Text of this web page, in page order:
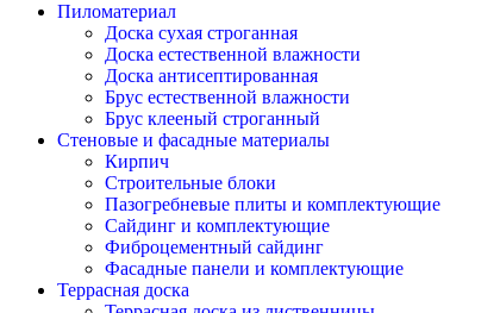
Пиломатериал
Доска сухая строганная
Доска естественной влажности
Доска антисептированная
Брус естественной влажности
Брус клееный строганный
Стеновые и фасадные материалы
Кирпич
Строительные блоки
Пазогребневые плиты и комплектующие
Сайдинг и комплектующие
Фиброцементный сайдинг
Фасадные панели и комплектующие
Террасная доска